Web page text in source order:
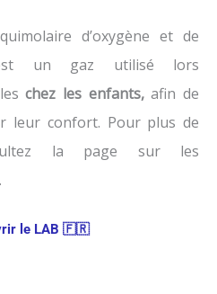
d’oxygène et de
est un gaz utilisé lors
chez les enfants,afin de
leur confort. Pour plus de
la page sur les
le LAB 🇫🇷